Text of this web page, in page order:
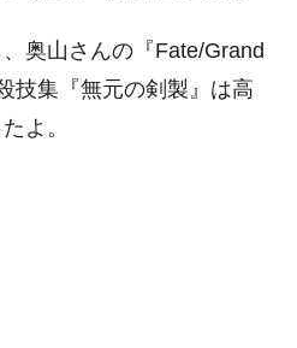
奥山さんの『Fate/Grand
技集『無元の剣製』は高
よ。